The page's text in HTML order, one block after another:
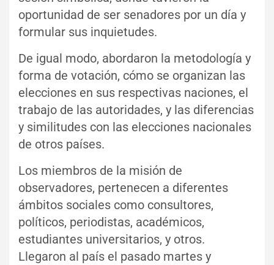
oportunidad de ser senadores por un día y
formular sus inquietudes.
De igual modo, abordaron la metodología y
forma de votación, cómo se organizan las
elecciones en sus respectivas naciones, el
trabajo de las autoridades, y las diferencias
y similitudes con las elecciones nacionales
de otros países.
Los miembros de la misión de
observadores, pertenecen a diferentes
ámbitos sociales como consultores,
políticos, periodistas, académicos,
estudiantes universitarios, y otros.
Llegaron al país el pasado martes y